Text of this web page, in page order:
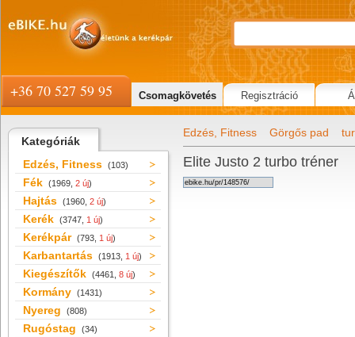
Kategóriák
Edzés, Fitness (103)
Fék (1969, 2 új)
Hajtás (1960, 2 új)
Kerék (3747, 1 új)
Kerékpár (793, 1 új)
Karbantartás (1913, 1 új)
Kiegészítők (4461, 8 új)
Kormány (1431)
Nyereg (808)
Rugóstag (34)
Edzés, Fitness Görgős pad
Elite Justo 2 turbo tréner
+36 70 527 59 95 Csomagkövetés Regisztráció